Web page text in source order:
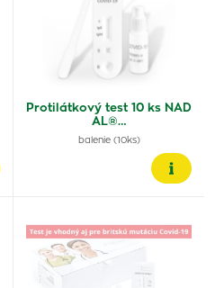
Protilátkový test 10 ks NAD
AL®…
balenie (10ks)